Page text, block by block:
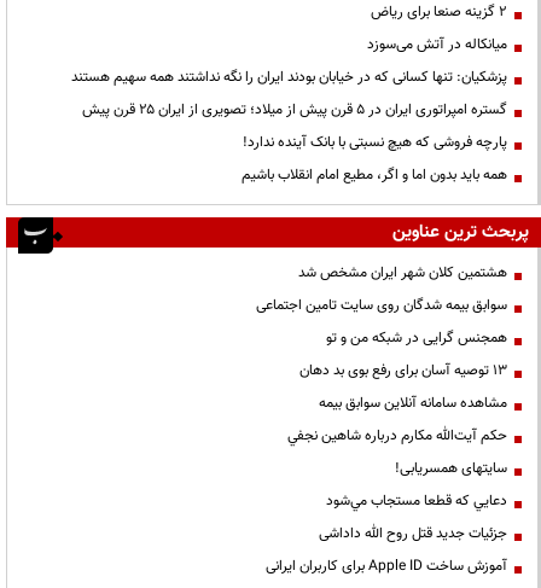
۲ گزینه صنعا برای ریاض
میانکاله در آتش می‌سوزد
پزشکیان: تنها کسانی که در خیابان بودند ایران را نگه نداشتند همه سهیم هستند
گستره امپراتوری ایران در ۵ قرن پیش از میلاد؛ تصویری از ایران ۲۵ قرن پیش
پارچه فروشی که هیچ نسبتی با بانک آینده ندارد!
همه باید بدون اما و اگر، مطیع امام انقلاب باشیم
پربحث ترین عناوین
هشتمین کلان شهر ایران مشخص شد
سوابق بیمه شدگان روی سایت تامین اجتماعی
همجنس گرایی در شبکه من و تو
13 توصیه آسان برای رفع بوی بد دهان
مشاهده سامانه آنلاين سوابق بیمه
حكم آيت‌الله مكارم درباره شاهين نجفي
سایتهای همسریابی!
دعايي كه قطعا مستجاب مي‌شود
جزئیات جدید قتل روح الله داداشی
آموزش ساخت Apple ID برای کاربران ایرانی